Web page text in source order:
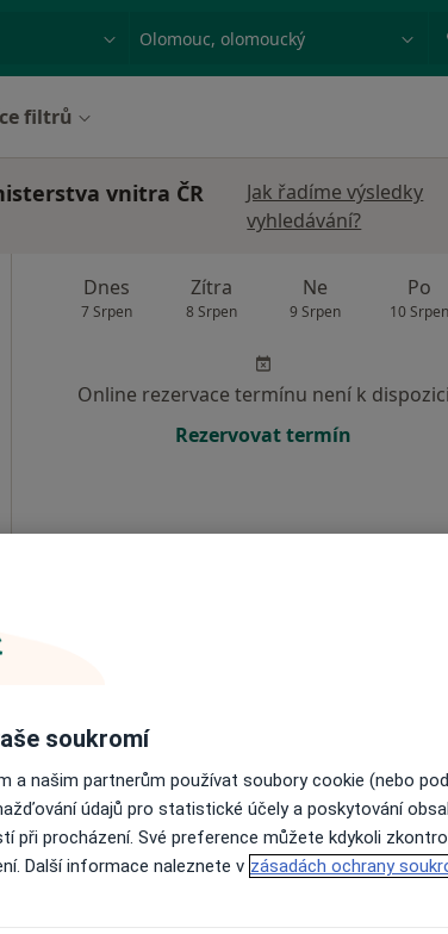
Město nebo region
filtrů
vnitra ČR
Jak řadíme výsledky
vyhledávání?
Dnes
7 Srpen
Zítra
8 Srpen
Ne
9 Srpen
Po
10 Srpen
Online rezervace termínu není k dispozici
Rezervovat termín
Rezervovat termín
soukromí
a našim partnerům používat soubory cookie (nebo
údajů pro statistické účely a poskytování
při procházení. Své preference můžete kdykoli
Další informace naleznete v zásadách ochrany